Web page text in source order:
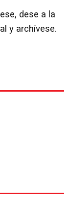
dese a la
y archívese.